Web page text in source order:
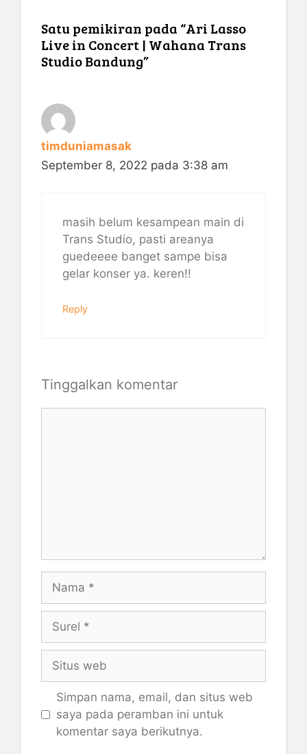
Satu pemikiran pada “Ari Lasso
Live in Concert | Wahana Trans
Studio Bandung”
timduniamasak
September 8, 2022 pada 3:38 am
masih belum kesampean main di
Trans Studio, pasti areanya
guedeeee banget sampe bisa
gelar konser ya. keren!!
Reply
Tinggalkan komentar
Nama
Surel
Situs
web
Simpan nama, email, dan situs web
saya pada peramban ini untuk
komentar saya berikutnya.